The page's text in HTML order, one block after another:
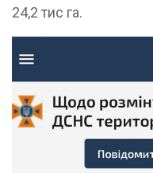
24,2 тис га.